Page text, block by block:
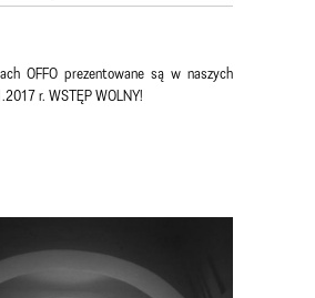
OFFO prezentowane są w naszych
r. WSTĘP WOLNY!